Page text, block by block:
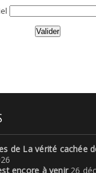
de La vérité cachée
encore à venir 26